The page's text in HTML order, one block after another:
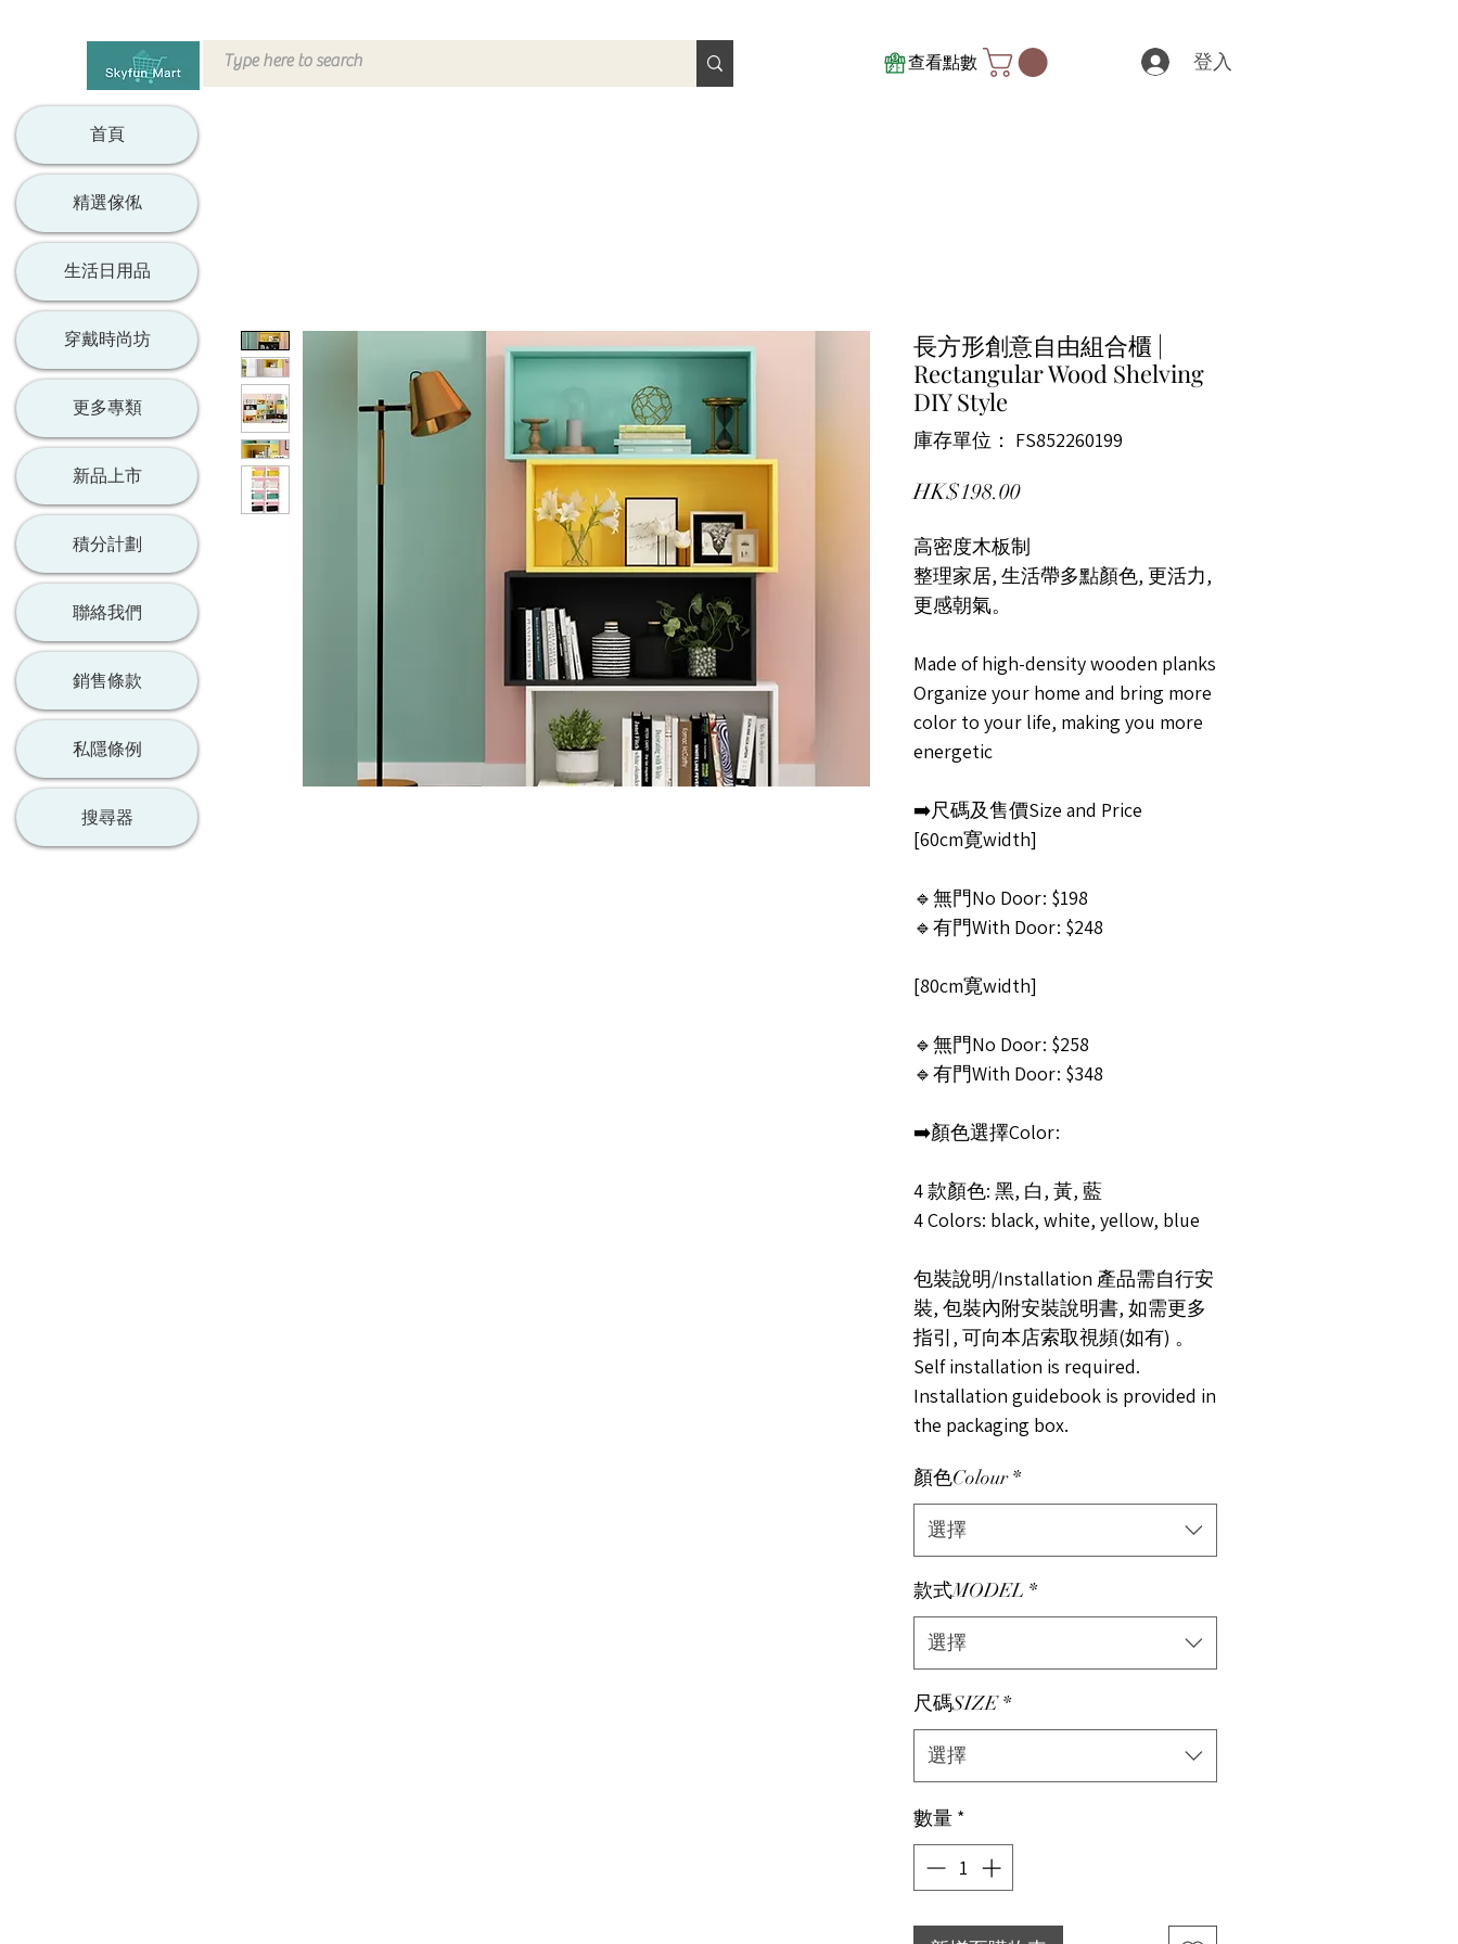
查看點數 登入
長方形創意自由組合櫃 |
Rectangular Wood Shelving
DIY Style
庫存單位： FS852260199
HK$198.00價格
高密度木板制
整理家居, 生活帶多點顏色, 更活力,
更感朝氣。
Made of high-density wooden planks
Organize your home and bring more
color to your life, making you more
energetic
➡️尺碼及售價Size and Price
[60cm寛width]
🔹無門No Door: $198
🔹有門With Door: $248
[80cm寛width]
🔹無門No Door: $258
🔹有門With Door: $348
➡️顏色選擇Color:
4 款顏色: 黑, 白, 黃, 藍
4 Colors: black, white, yellow, blue
包裝說明/Installation 產品需自行安
裝, 包裝內附安裝說明書, 如需更多
指引, 可向本店索取視頻(如有) 。
Self installation is required.
Installation guidebook is provided in
the packaging box.
顏色Colour *
選擇
款式MODEL *
選擇
尺碼SIZE *
選擇
數量 *
首頁
精選傢俬
生活日用品
穿戴時尚坊
更多專類
新品上市
積分計劃
聯絡我們
銷售條款
私隱條例
搜尋器